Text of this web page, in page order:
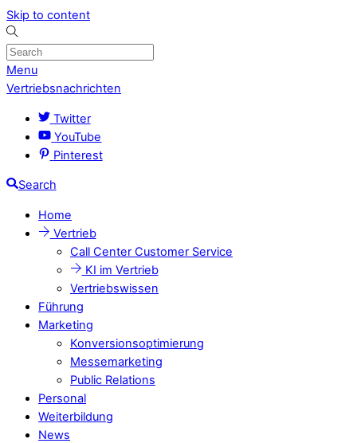
Skip to content
Menu
Vertriebsnachrichten
Twitter
YouTube
Pinterest
Search
Home
Vertrieb
Call Center Customer Service
KI im Vertrieb
Vertriebswissen
Führung
Marketing
Konversionsoptimierung
Messemarketing
Public Relations
Personal
Weiterbildung
News